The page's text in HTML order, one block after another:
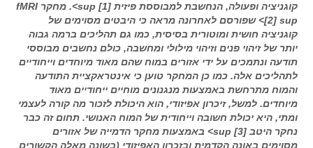
קוגניציה ופעולה, הנחשבת למבוססת פיזית [1] sup>. מחקר fMRI
[2] sup> שפורסם לאחרונה מראה כי היבטים מסוימים של
קוגניציה חושית ומוטורית בסיסית, כמו גם תהליכים ברמה גבוה
יותר של זיהוי פנים וזיהוי מילולי ומחשבה, כולם נחשבים מבוססי
תודעה ונתמכים על ידי אזורים במוח שהם מאוד מיוחדים וייחודיים
לתהליכים אלה. כמו כן המחקר טוען כי אינטראקציית התודעה
והמוח מתרחשת באמצעות מנגנונים מוחיים ייחודיים מאוד
מיוחדים. למשל, זיכרון אפיזודי, הוא היכולת לזכור מה קורה לעצמי
ומתי, היא יכולת חשובה וייחודית של המוח האנושי. תחום זה כבר
נחקר היטב [3] sup> באמצעות מחקר הדמייה של אזורים
מסוימים באונה הקדמית ובזכרון האפיזודי (בשונה מאלה הקשורים